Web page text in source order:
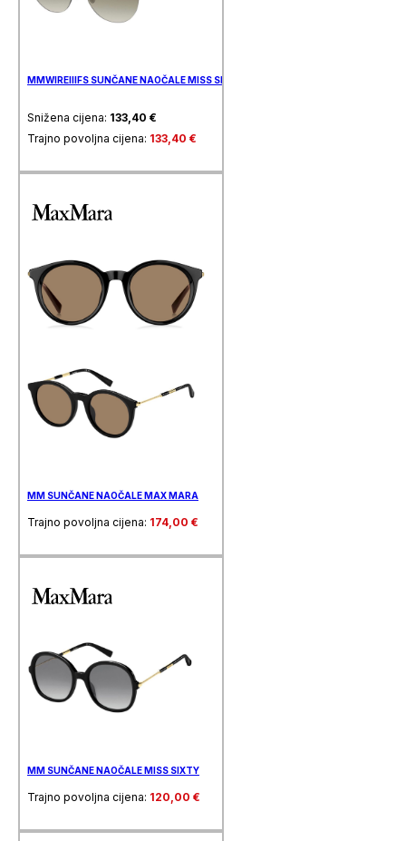
MMWIREIIIFS SUNČANE NAOČALE MISS SIXTY
Snižena cijena: 133,40 €
Trajno povoljna cijena: 133,40 €
MM SUNČANE NAOČALE MAX MARA
Trajno povoljna cijena: 174,00 €
MM SUNČANE NAOČALE MISS SIXTY
Trajno povoljna cijena: 120,00 €